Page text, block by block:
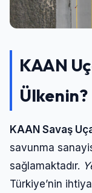
KAAN
Ülkenin?
KAAN Savaş
savunma
sağlamaktadır.
Türkiye’nin